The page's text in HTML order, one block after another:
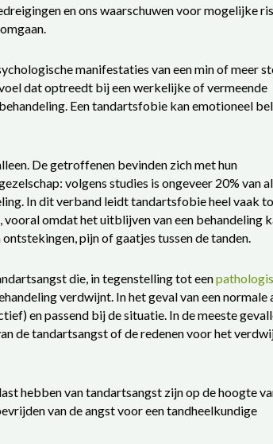
en ons waarschuwen voor mogelijke
manifestaties van een min of meer
dat optreedt bij een werkelijke of vermeende
Een tandartsfobie kan emotioneel
De getroffenen bevinden zich met hun
volgens studies is ongeveer 20% van
In dit verband leidt tandartsfobie heel vaak
omdat het uitblijven van een behandeling
pijn of gaatjes tussen de tanden.
die, in tegenstelling tot een
verdwijnt. In het geval van een normale
en passend bij de situatie. In de meeste
de tandartsangst of de redenen voor het
hebben van tandartsangst zijn op de hoogte
van de angst voor een tandheelkundige